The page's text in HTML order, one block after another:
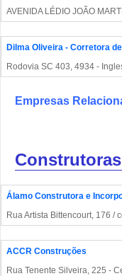
AVENIDA LÉDIO JOÃO
Dilma Oliveira - Corretora
Rodovia SC 403, 4934 -
Empresas
Álamo Construtora e
Rua Artista Bittencourt, 176 /
ACCR Construções
Rua Tenente Silveira, 225 -